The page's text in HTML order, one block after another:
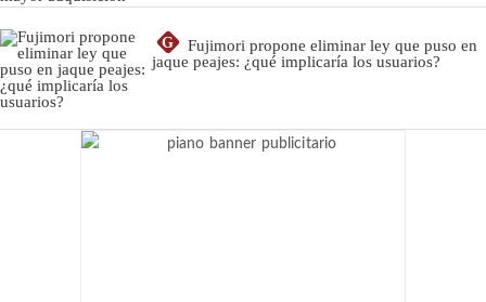
G
Fujimori propone eliminar ley que puso en
jaque peajes: ¿qué implicaría los usuarios?